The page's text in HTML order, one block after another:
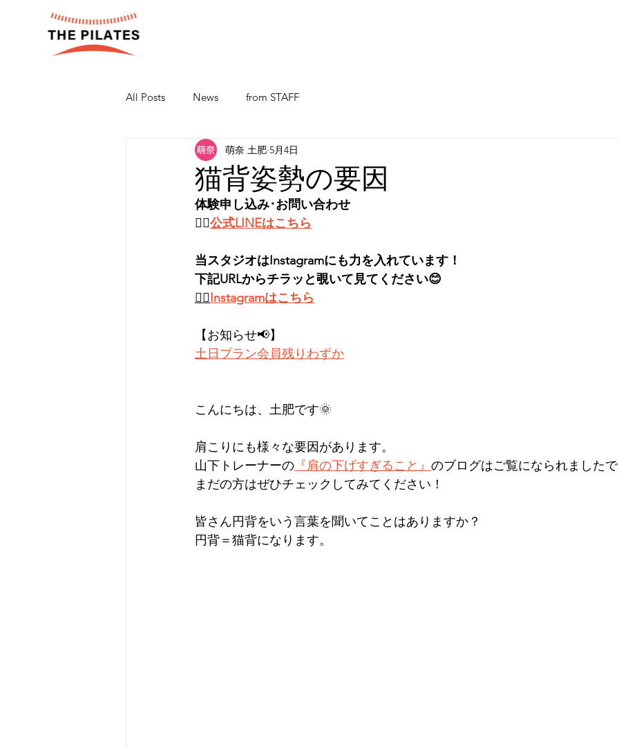
All Posts News from STAFF
猫背姿勢の要因
萌奈 土肥 5月4日
体験申し込み･お問い合わせ
👉🏻公式LINEはこちら
当スタジオはInstagramにも力を入れています！
下記URLからチラッと覗いて見てください😊
👉🏻Instagramはこちら
【お知らせ📢】
土日プラン会員残りわずか
こんにちは、土肥です🌞
肩こりにも様々な要因があります。
山下トレーナーの 『肩の下げすぎること』 のブログはご覧になられました
まだの方はぜひチェックしてみてください！
皆さん円背をいう言葉を聞いてことはありますか？
円背＝猫背になります。